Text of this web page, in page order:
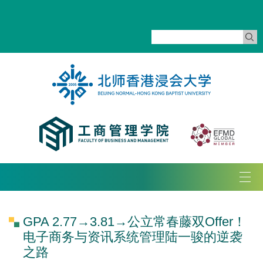
GPA 2.77→3.81→公立常春藤双Offer！
电子商务与资讯系统管理陆一骏的逆袭
之路